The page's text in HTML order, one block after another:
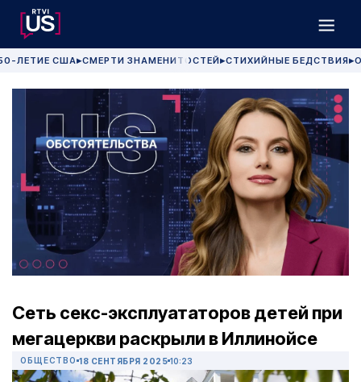
ЛЕТИЕ США▶СМЕРТИ ЗНАМЕНИТОСТЕЙ▶СТИХИЙНЫЕ БЕДСТВИЯ▶
Сеть секс-эксплуататоров детей при
мегацеркви раскрыли в Иллинойсе
ОБЩЕСТВО 18 СЕНТЯБРЯ 2025 10:23